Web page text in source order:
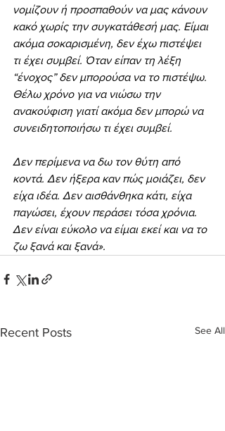
νομίζουν ή προσπαθούν να μας κάνουν
κακό χωρίς την συγκατάθεσή μας. Είμαι
ακόμα σοκαρισμένη, δεν έχω πιστέψει
τι έχει συμβεί. Όταν είπαν τη λέξη
“ένοχος” δεν μπορούσα να το πιστέψω.
Θέλω χρόνο για να νιώσω την
ανακούφιση γιατί ακόμα δεν μπορώ να
συνειδητοποιήσω τι έχει συμβεί.
Δεν περίμενα να δω τον θύτη από
κοντά. Δεν ήξερα καν πώς μοιάζει, δεν
είχα ιδέα. Δεν αισθάνθηκα κάτι, είχα
παγώσει, έχουν περάσει τόσα χρόνια.
Δεν είναι εύκολο να είμαι εκεί και να το
ζω ξανά και ξανά».
Recent Posts See All